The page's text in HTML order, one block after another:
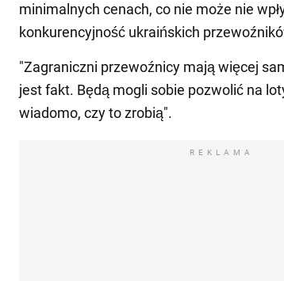
minimalnych cenach, co nie może nie
konkurencyjność ukraińskich
"Zagraniczni przewoźnicy mają więcej
jest fakt. Będą mogli sobie pozwolić na
wiadomo, czy to zrobią".
REKLAMA